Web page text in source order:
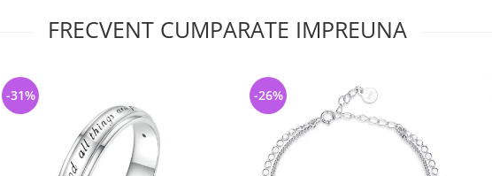
FRECVENT CUMPARATE IMPREUNA
-31% -26%